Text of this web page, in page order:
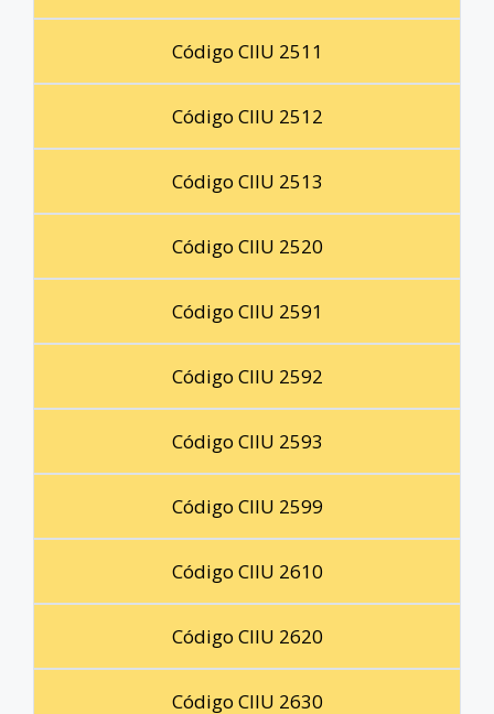
Código CIIU 2511
Código CIIU 2512
Código CIIU 2513
Código CIIU 2520
Código CIIU 2591
Código CIIU 2592
Código CIIU 2593
Código CIIU 2599
Código CIIU 2610
Código CIIU 2620
Código CIIU 2630